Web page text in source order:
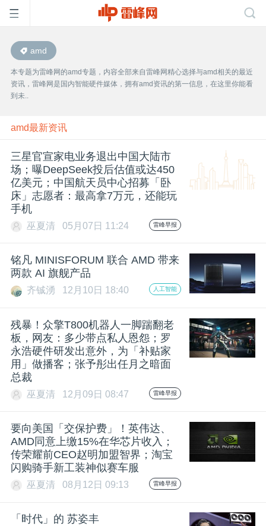
首
页
雷
峰
网
公
开
活
心
GAIR
专
amd
本专题为雷峰网的amd专题，内容全部来自雷峰网精心选择与amd相关的最近
资讯，雷峰网是国内智能硬件媒体，拥有amd资讯的第一信息，在这里你能看
到未..
amd最新资讯
三星官宣家电业务退出中国大陆市
场；曝DeepSeek投后估值或达450
亿美元；中国航天员中心招募「卧
床」志愿者：最高拿7万元，还能玩
手机
巫夏清 05月07日 11:24 雷峰早报
铭凡 MINISFORUM 联合 AMD 带来
两款 AI 旗舰产品
齐铖湧 12月10日 18:40 人工智能
残暴！众擎T800机器人一脚踹翻老
板，网友：多少带点私人恩怨；罗
永浩硬件研发出意外，为「补贴家
用」做播客；张予彤出任月之暗面
总裁
巫夏清 12月09日 08:47 雷峰早报
要向美国「交保护费」！英伟达、
AMD同意上缴15%在华芯片收入；
传荣耀前CEO赵明加盟智界；淘宝
闪购骑手新工装神似赛车服
巫夏清 08月12日 09:13 雷峰早报
「时代」的 苏姿丰